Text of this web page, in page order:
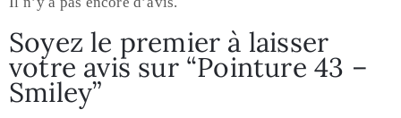
Soyez le premier à laisser
votre avis sur “Pointure 43 –
Smiley”